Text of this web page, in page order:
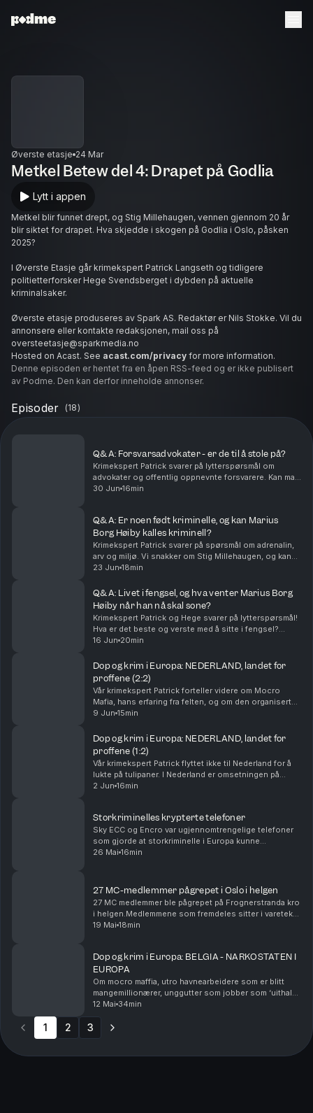
Øverste etasje 24 Mar
Metkel Betew del 4: Drapet på Godlia
Lytt i appen
Metkel blir funnet drept, og Stig Millehaugen, vennen gjennom 20 år
blir siktet for drapet. Hva skjedde i skogen på Godlia i Oslo, påsken
2025?
I Øverste Etasje går krimekspert Patrick Langseth og tidligere
politietterforsker Hege Svendsberget i dybden på aktuelle
kriminalsaker.
Øverste etasje produseres av Spark AS. Redaktør er Nils Stokke. Vil du
annonsere eller kontakte redaksjonen, mail oss på
oversteetasje@sparkmedia.no
Hosted on Acast. See acast.com/privacy for more information.
Denne episoden er hentet fra en åpen RSS-feed og er ikke publisert
av Podme. Den kan derfor inneholde annonser.
Episoder (18)
Q&A: Forsvarsadvokater - er de til å stole på?
Krimekspert Patrick svarer på lytterspørsmål om
advokater og offentlig oppnevnte forsvarere. Kan man
stole på dem? Hvilken side står de på? Og råder de
30 Jun 16min
Q&A: Er noen født kriminelle, og kan Marius
Borg Høiby kalles kriminell?
Krimekspert Patrick svarer på spørsmål om adrenalin,
arv og miljø. Vi snakker om Stig Millehaugen, og kan
Marius Borg Høiby egentlig kalles kriminell?HAR DU
23 Jun 18min
Q&A: Livet i fengsel, og hva venter Marius Borg
Høiby når han nå skal sone?
Krimekspert Patrick og Hege svarer på lytterspørsmål!
Hva er det beste og verste med å sitte i fengsel?
Hvordan er hierarkiet og hvem er sjefene? Og hva
16 Jun 20min
Dop og krim i Europa: NEDERLAND, landet for
proffene (2:2)
Vår krimekspert Patrick forteller videre om Mocro
Mafia, hans erfaring fra felten, og om den organiserte
kriminaliteten i Nederland. Vi snakker om landet, dopet
9 Jun 15min
Dop og krim i Europa: NEDERLAND, landet for
proffene (1:2)
Vår krimekspert Patrick flyttet ikke til Nederland for å
lukte på tulipaner. I Nederland er omsetningen på
narkotika stor og nedsiden ved å trå feil, større. Vi
2 Jun 16min
Storkriminelles krypterte telefoner
Sky ECC og Encro var ugjennomtrengelige telefoner
som gjorde at storkriminelle i Europa kunne
kommunisere fritt, helt under radaren. Hvordan
26 Mai 16min
27 MC-medlemmer pågrepet i Oslo i helgen
27 MC medlemmer ble pågrepet på Frognerstranda kro
i helgen.Medlemmene som fremdeles sitter i varetekt
risikerer permanent utvisning basert på politiets
19 Mai 18min
Dop og krim i Europa: BELGIA - NARKOSTATEN I
EUROPA
Om mocro maffia, utro havnearbeidere som er blitt
mangemillionærer, unggutter som jobber som ‘uithaler
van drugs’, Sky ECC-appen, og den ekstreme
voldsbruken i Belgia. I Øverste Etasje går
krimekspert...
12 Mai 34min
1 2 3